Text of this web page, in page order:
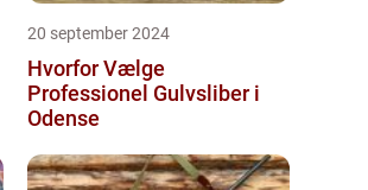
20 september 2024
Hvorfor Vælge
Professionel Gulvsliber i
Odense